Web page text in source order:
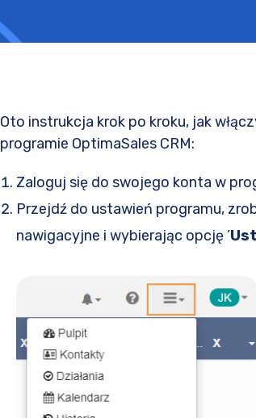
Oto instrukcja krok po kroku, jak
programie OptimaSales CRM:
Zaloguj się do swojego konta w
Przejdź do ustawień programu,
nawigacyjne i wybierając opcję ’